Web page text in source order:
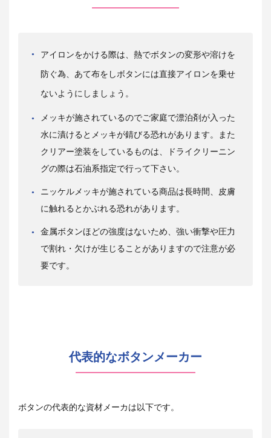
アイロンをかける際は、熱でボタンの変形や溶けを
防ぐ為、あて布をしボタンには直接アイロンを乗せ
ないようにしましょう。
メッキが施されているのでご家庭で漂泊剤が入った
水に漬けるとメッキが錆びる恐れがあります。また
クリアー塗装をしているものは、ドライクリーニン
グの際は石油系指定で行って下さい。
ニッケルメッキが施されている商品は長時間、皮膚
に触れるとかぶれる恐れがあります。
金属ボタンほどの強度はないため、強い衝撃や圧力
で割れ・欠けが生じることがありますので注意が必
要です。
代表的なボタンメーカー
ボタンの代表的な資材メーカは以下です。